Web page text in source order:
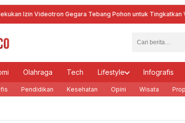
Videotron Gegara Tebang Pohon untuk Tingkatkan
Olahraga Tech Lifestyle Infografis
Pendidikan Kesehatan Opini Wisata